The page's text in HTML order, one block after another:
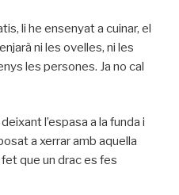
li he ensenyat a cuinar, el
ni les ovelles, ni les
les persones. Ja no cal
l’espasa a la funda i
a xerrar amb aquella
que un drac es fes